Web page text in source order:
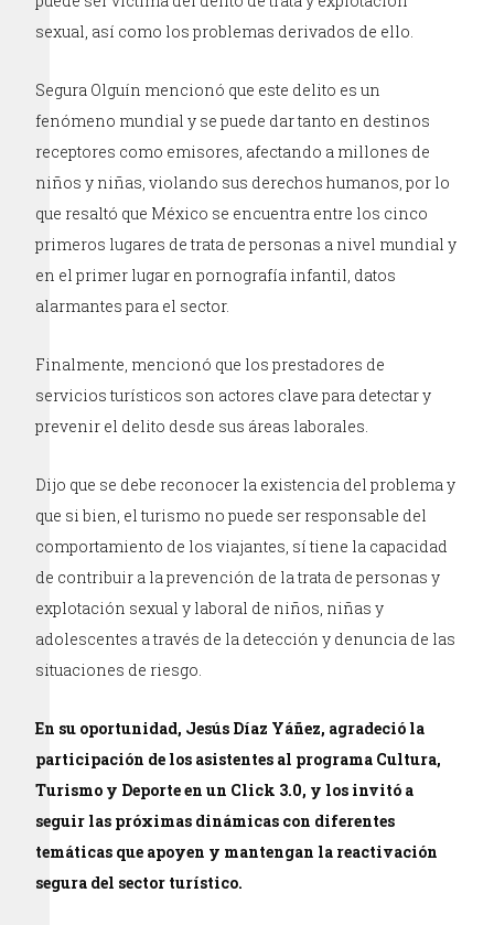
sexual, así como los problemas derivados de ello.
Segura Olguín mencionó que este delito es un
fenómeno mundial y se puede dar tanto en destinos
receptores como emisores, afectando a millones de
niños y niñas, violando sus derechos humanos, por lo
que resaltó que México se encuentra entre los cinco
primeros lugares de trata de personas a nivel mundial y
en el primer lugar en pornografía infantil, datos
alarmantes para el sector.
Finalmente, mencionó que los prestadores de
servicios turísticos son actores clave para detectar y
prevenir el delito desde sus áreas laborales.
Dijo que se debe reconocer la existencia del problema y
que si bien, el turismo no puede ser responsable del
comportamiento de los viajantes, sí tiene la capacidad
de contribuir a la prevención de la trata de personas y
explotación sexual y laboral de niños, niñas y
adolescentes a través de la detección y denuncia de las
situaciones de riesgo.
En su oportunidad, Jesús Díaz Yáñez, agradeció la
participación de los asistentes al programa Cultura,
Turismo y Deporte en un Click 3.0, y los invitó a
seguir las próximas dinámicas con diferentes
temáticas que apoyen y mantengan la reactivación
segura del sector turístico.